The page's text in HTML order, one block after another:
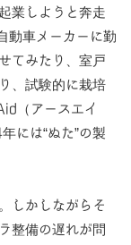
業しようと奔走
動車メーカーに勤
てみたり、室戸
、試験的に栽培
（アースエイ
には“ぬた”の製
しかしながらそ
整備の遅れが問